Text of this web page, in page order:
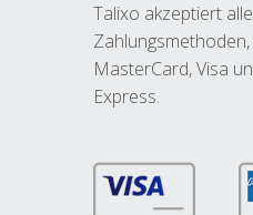
Talixo akzeptiert
MasterCard, Visa
Express.